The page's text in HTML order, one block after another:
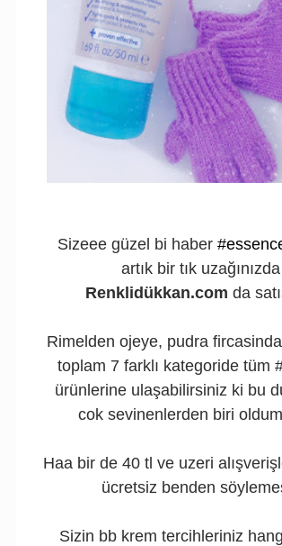
Sizeee güzel bi haber
artık bir tık uzağınızda
Renklidükkan.com da
Rimelden ojeye, pudra
toplam 7 farklı kategoride tüm
ürünlerine ulaşabilirsiniz ki bu
cok sevinenlerden biri
Haa bir de 40 tl ve uzeri
ücretsiz benden
Sizin bb krem tercihleriniz